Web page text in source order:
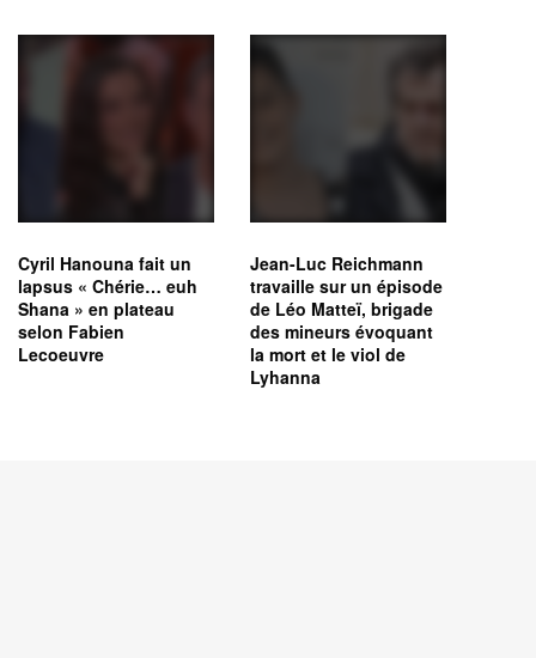
Cyril Hanouna fait un
lapsus « Chérie… euh
Shana » en plateau
selon Fabien
Lecoeuvre
Jean-Luc Reichmann
travaille sur un épisode
de Léo Matteï, brigade
des mineurs évoquant
la mort et le viol de
Lyhanna